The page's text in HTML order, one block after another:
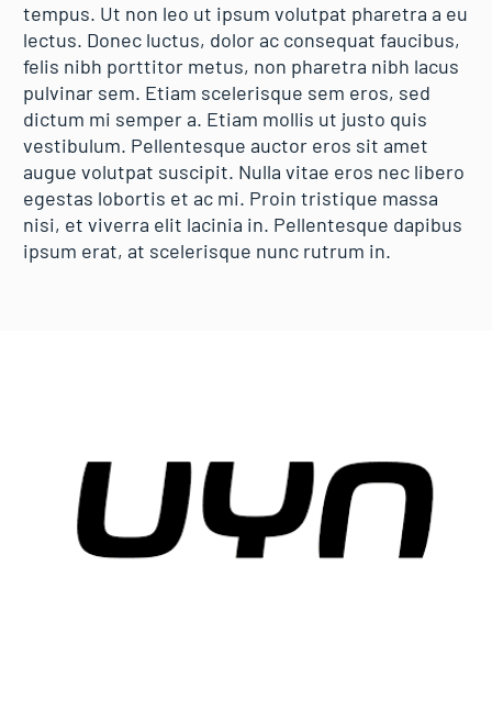
tempus. Ut non leo ut ipsum volutpat pharetra a eu
lectus. Donec luctus, dolor ac consequat faucibus,
felis nibh porttitor metus, non pharetra nibh lacus
pulvinar sem. Etiam scelerisque sem eros, sed
dictum mi semper a. Etiam mollis ut justo quis
vestibulum. Pellentesque auctor eros sit amet
augue volutpat suscipit. Nulla vitae eros nec libero
egestas lobortis et ac mi. Proin tristique massa
nisi, et viverra elit lacinia in. Pellentesque dapibus
ipsum erat, at scelerisque nunc rutrum in.